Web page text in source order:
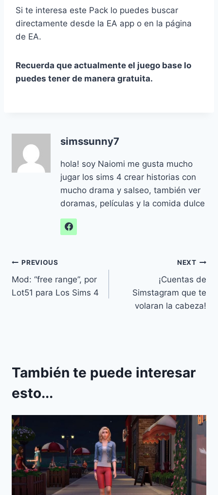
Si te interesa este Pack lo puedes buscar
directamente desde la EA app o en la página
de EA.
Recuerda que actualmente el juego base lo
puedes tener de manera gratuita.
simssunny7
hola! soy Naiomi me gusta mucho
jugar los sims 4 crear historias con
mucho drama y salseo, también ver
doramas, películas y la comida dulce
Navegación
de
PREVIOUS
Mod: “free range”, por
Lot51 para Los Sims 4
NEXT
¡Cuentas de
Simstagram que te
volaran la cabeza!
También te puede interesar
esto...